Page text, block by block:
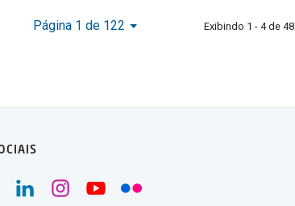
Página 1 de 122 Exibindo 1 - 4 de